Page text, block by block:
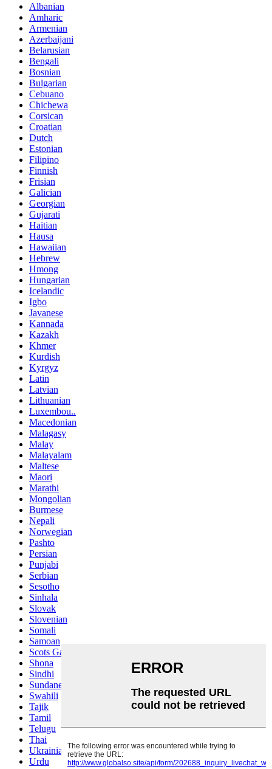
Albanian
Amharic
Armenian
Azerbaijani
Belarusian
Bengali
Bosnian
Bulgarian
Cebuano
Chichewa
Corsican
Croatian
Dutch
Estonian
Filipino
Finnish
Frisian
Galician
Georgian
Gujarati
Haitian
Hausa
Hawaiian
Hebrew
Hmong
Hungarian
Icelandic
Igbo
Javanese
Kannada
Kazakh
Khmer
Kurdish
Kyrgyz
Latin
Latvian
Lithuanian
Luxembou..
Macedonian
Malagasy
Malay
Malayalam
Maltese
Maori
Marathi
Mongolian
Burmese
Nepali
Norwegian
Pashto
Persian
Punjabi
Serbian
Sesotho
Sinhala
Slovak
Slovenian
Somali
Samoan
Scots Gaelic
Shona
Sindhi
Sundanese
Swahili
Tajik
Tamil
Telugu
Thai
Ukrainian
Urdu